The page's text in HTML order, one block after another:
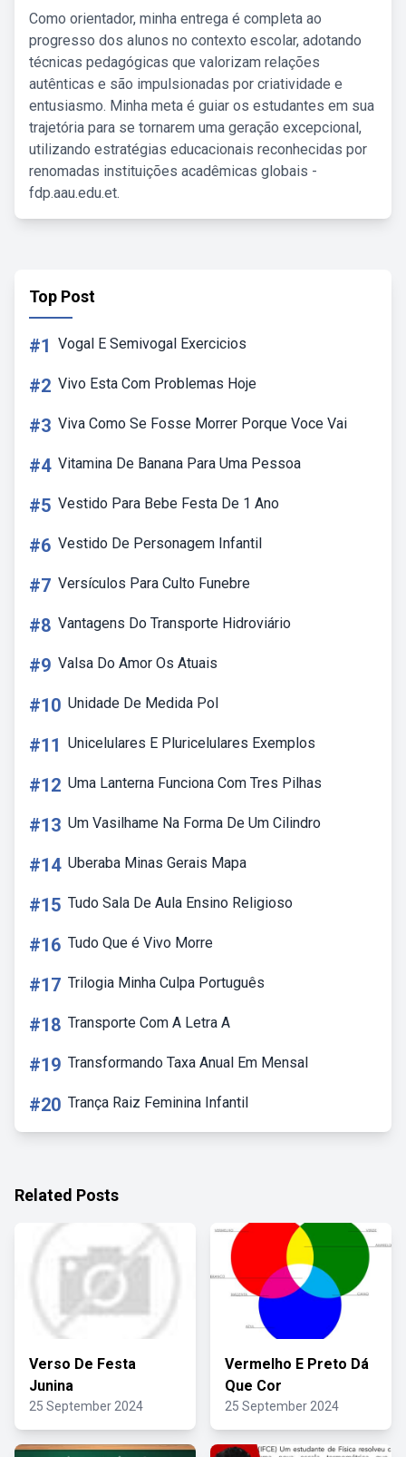
Como orientador, minha entrega é completa ao
progresso dos alunos no contexto escolar, adotando
técnicas pedagógicas que valorizam relações
autênticas e são impulsionadas por criatividade e
entusiasmo. Minha meta é guiar os estudantes em sua
trajetória para se tornarem uma geração excepcional,
utilizando estratégias educacionais reconhecidas por
renomadas instituições acadêmicas globais -
fdp.aau.edu.et.
Top Post
#1 Vogal E Semivogal Exercicios
#2 Vivo Esta Com Problemas Hoje
#3 Viva Como Se Fosse Morrer Porque Voce Vai
#4 Vitamina De Banana Para Uma Pessoa
#5 Vestido Para Bebe Festa De 1 Ano
#6 Vestido De Personagem Infantil
#7 Versículos Para Culto Funebre
#8 Vantagens Do Transporte Hidroviário
#9 Valsa Do Amor Os Atuais
#10 Unidade De Medida Pol
#11 Unicelulares E Pluricelulares Exemplos
#12 Uma Lanterna Funciona Com Tres Pilhas
#13 Um Vasilhame Na Forma De Um Cilindro
#14 Uberaba Minas Gerais Mapa
#15 Tudo Sala De Aula Ensino Religioso
#16 Tudo Que é Vivo Morre
#17 Trilogia Minha Culpa Português
#18 Transporte Com A Letra A
#19 Transformando Taxa Anual Em Mensal
#20 Trança Raiz Feminina Infantil
Related Posts
Verso De Festa
Junina
25 September 2024
Vermelho E Preto Dá
Que Cor
25 September 2024